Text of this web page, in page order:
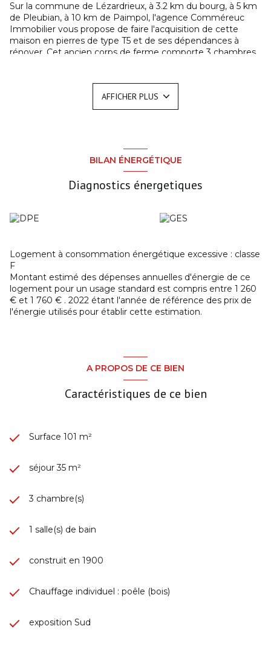
Sur la commune de Lézardrieux, à 3.2 km du bourg, à 5 km
de Pleubian, à 10 km de Paimpol, l'agence Comméreuc
Immobilier vous propose de faire l'acquisition de cette
maison en pierres de type T5 et de ses dépendances à
rénover. Cet ancien corps de ferme comporte 3 chambres,
m². La superficie habitable actuelle totalise
approximativement 101m². Cet ensemble nécessitant des
travaux est édifié sur une parcelle de terrain de 879 m².
Les informations sur les risques auxquels ce bien est
Géorisques
AFFICHER PLUS
BILAN ÉNERGÉTIQUE
Diagnostics énergetiques
Logement à consommation énergétique excessive : classe
F
Montant estimé des dépenses annuelles d'énergie de ce
logement pour un usage standard est compris entre 1 260
€ et 1 760 € . 2022 étant l'année de référence des prix de
l'énergie utilisés pour établir cette estimation.
A PROPOS DE CE BIEN
Caractéristiques de ce bien
Surface 101 m²
séjour 35 m²
3 chambre(s)
1 salle(s) de bain
construit en 1900
Chauffage individuel : poêle (bois)
exposition Sud